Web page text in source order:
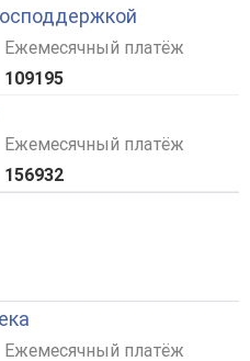
Ежемесячный платёж
109195
Ежемесячный платёж
156932
Ежемесячный платёж